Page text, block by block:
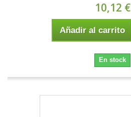
10,12 €
Añadir al carrito
En stock